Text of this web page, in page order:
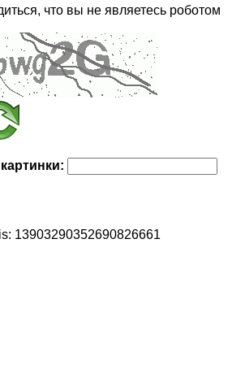
что вы не являетесь роботом
13903290352690826661